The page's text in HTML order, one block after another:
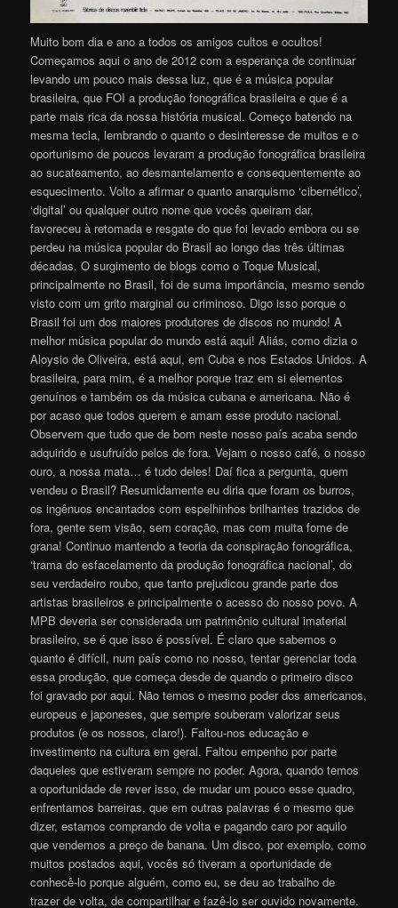
Muito bom dia e ano a todos os amigos cultos e ocultos!
Começamos aqui o ano de 2012 com a esperança de continuar
levando um pouco mais dessa luz, que é a música popular
brasileira, que FOI a produção fonográfica brasileira e que é a
parte mais rica da nossa história musical. Começo batendo na
mesma tecla, lembrando o quanto o desinteresse de muitos e o
oportunismo de poucos levaram a produção fonográfica brasileira
ao sucateamento, ao desmantelamento e consequentemente ao
esquecimento. Volto a afirmar o quanto anarquismo ‘cibernético’,
‘digital’ ou qualquer outro nome que vocês queiram dar,
favoreceu à retomada e resgate do que foi levado embora ou se
perdeu na música popular do Brasil ao longo das três últimas
décadas. O surgimento de blogs como o Toque Musical,
principalmente no Brasil, foi de suma importância, mesmo sendo
visto com um grito marginal ou criminoso. Digo isso porque o
Brasil foi um dos maiores produtores de discos no mundo! A
melhor música popular do mundo está aqui! Aliás, como dizia o
Aloysio de Oliveira, está aqui, em Cuba e nos Estados Unidos. A
brasileira, para mim, é a melhor porque traz em si elementos
genuínos e também os da música cubana e americana. Não é
por acaso que todos querem e amam esse produto nacional.
Observem que tudo que de bom neste nosso país acaba sendo
adquirido e usufruído pelos de fora. Vejam o nosso café, o nosso
ouro, a nossa mata… é tudo deles! Daí fica a pergunta, quem
vendeu o Brasil? Resumidamente eu diria que foram os burros,
os ingênuos encantados com espelhinhos brilhantes trazidos de
fora, gente sem visão, sem coração, mas com muita fome de
grana! Continuo mantendo a teoria da conspiração fonográfica,
‘trama do esfacelamento da produção fonográfica nacional’, do
seu verdadeiro roubo, que tanto prejudicou grande parte dos
artistas brasileiros e principalmente o acesso do nosso povo. A
MPB deveria ser considerada um patrimônio cultural imaterial
brasileiro, se é que isso é possível. É claro que sabemos o
quanto é difícil, num país como no nosso, tentar gerenciar toda
essa produção, que começa desde de quando o primeiro disco
foi gravado por aqui. Não temos o mesmo poder dos americanos,
europeus e japoneses, que sempre souberam valorizar seus
produtos (e os nossos, claro!). Faltou-nos educação e
investimento na cultura em geral. Faltou empenho por parte
daqueles que estiveram sempre no poder. Agora, quando temos
a oportunidade de rever isso, de mudar um pouco esse quadro,
enfrentamos barreiras, que em outras palavras é o mesmo que
dizer, estamos comprando de volta e pagando caro por aquilo
que vendemos a preço de banana. Um disco, por exemplo, como
muitos postados aqui, vocês só tiveram a oportunidade de
conhecê-lo porque alguém, como eu, se deu ao trabalho de
trazer de volta, de compartilhar e fazê-lo ser ouvido novamente.